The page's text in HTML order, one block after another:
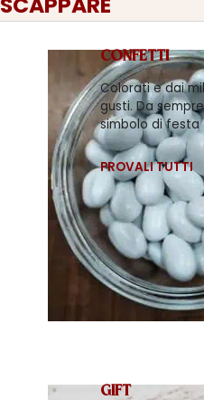
CONFETTI
Colorati e dai
gusti. Da sempre
simbolo di festa
PROVALI TUTTI
GIFT